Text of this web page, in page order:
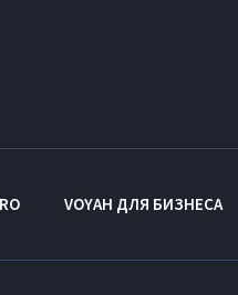
VOYAH ДЛЯ БИЗНЕСА